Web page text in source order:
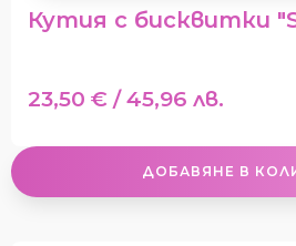
Кутия с бисквитки
23,50 € / 45,96 лв.
ДОБАВЯНЕ В